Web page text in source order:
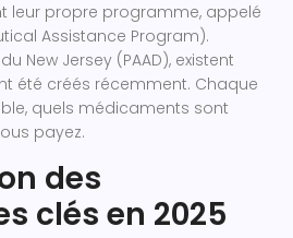
leur propre programme, appelé
Assistance Program).
New Jersey (PAAD), existent
été créés récemment. Chaque
quels médicaments sont
payez.
des
clés en 2025